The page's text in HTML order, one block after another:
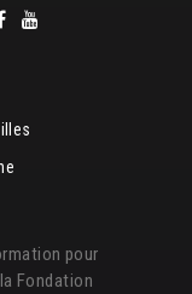
pour
Fondation